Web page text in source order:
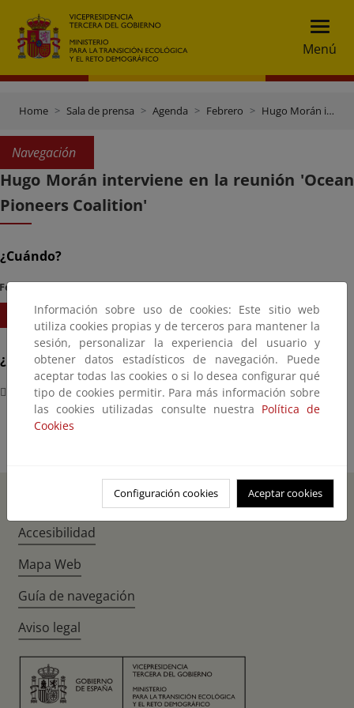
Menú
Home Sala de prensa Agenda Febrero Hugo Morán interviene en la reunión 'Ocean Pioneers Coalition'
Navegación
Hugo Morán interviene en la reunión 'Ocean
Pioneers Coalition'
¿Cuándo?
Fecha Inicio
11/02/2026
Hora
09:00
¿Dónde?
Lisboa
Información sobre uso de cookies: Este sitio web
utiliza cookies propias y de terceros para mantener la
sesión, personalizar la experiencia del usuario y
obtener datos estadísticos de navegación. Puede
aceptar todas las cookies o si lo desea configurar qué
tipo de cookies permitir. Para más información sobre
las cookies utilizadas consulte nuestra Política de
Cookies
Configuración cookies Aceptar cookies
Accesibilidad
Mapa Web
Guía de navegación
Aviso legal